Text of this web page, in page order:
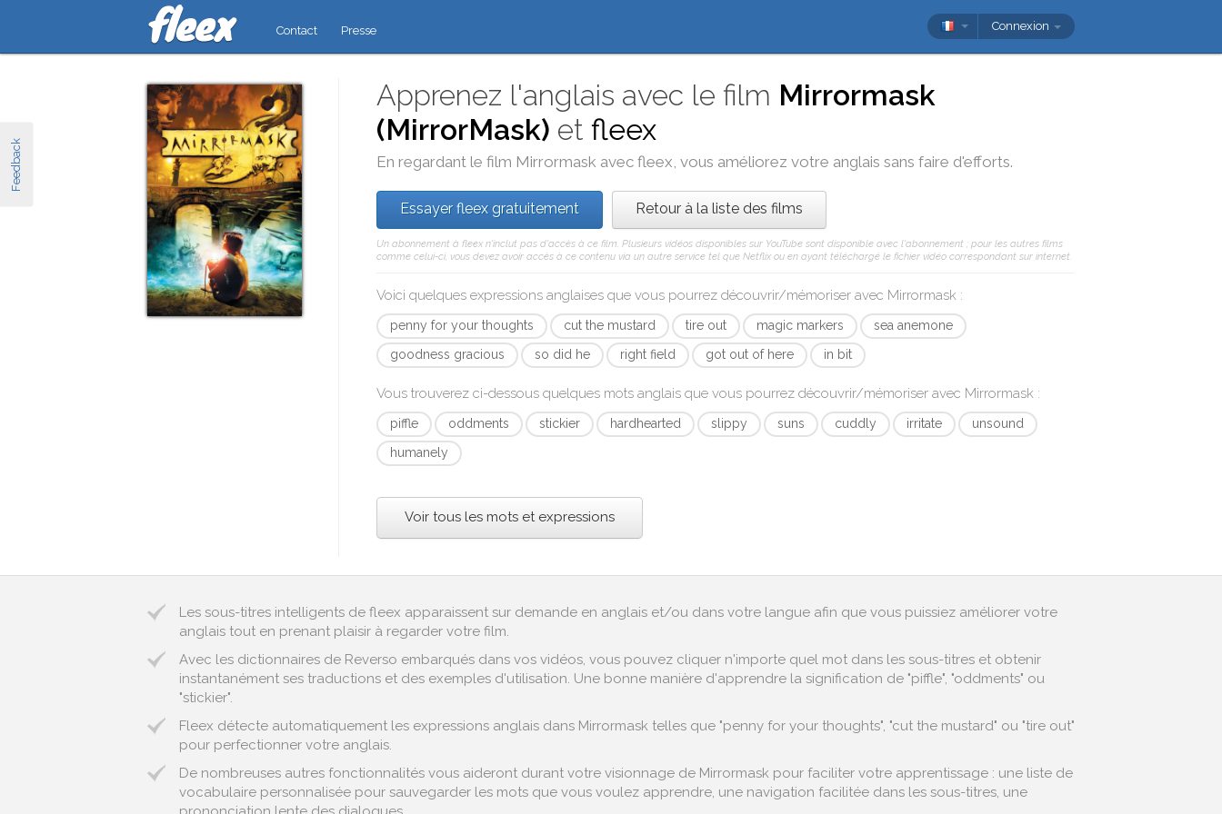
Feedback
Contact Presse Connexion
Apprenez l'anglais avec le film Mirrormask
(MirrorMask) etfleex
En regardant le film Mirrormask avecfleex, vous améliorez votre anglais sans faire d'efforts.
Essayer fleex gratuitement Retour à la liste des films
Un abonnement à fleex n'inclut pas d'accès à ce film. Plusieurs vidéos disponibles sur YouTube sont disponible avec l'abonnement ; pour les autres films
comme celui-ci, vous devez avoir accès à ce contenu via un autre service tel que Netflix ou en ayant téléchargé le fichier vidéo correspondant sur internet.
Voici quelques expressions anglaises que vous pourrez découvrir/mémoriser avec Mirrormask :
penny for your thoughts cut the mustard tire out magic markers
sea anemone
goodness gracious
so did he right field got out of here in bit
Vous trouverez ci-dessous quelques mots anglais que vous pourrez découvrir/mémoriser avec Mirrormask :
piffle oddments stickier hardhearted slippy suns cuddly irritate
unsound
humanely
Voir tous les mots et expressions
Les sous-titres intelligents de fleex apparaissent sur demande en anglais et/ou dans votre langue afin que vous puissiez améliorer votre
anglais tout en prenant plaisir à regarder votre film.
Avec les dictionnaires de Reverso embarqués dans vos vidéos, vous pouvez cliquer n'importe quel mot dans les sous-titres et obtenir
instantanément ses traductions et des exemples d'utilisation. Une bonne manière d'apprendre la signification de "piffle", "oddments" ou
"stickier".
Fleex détecte automatiquement les expressions anglais dans Mirrormask telles que "penny for your thoughts", "cut the mustard" ou "tire out"
pour perfectionner votre anglais.
De nombreuses autres fonctionnalités vous aideront durant votre visionnage de Mirrormask pour faciliter votre apprentissage : une liste de
vocabulaire personnalisée pour sauvegarder les mots que vous voulez apprendre, une navigation facilitée dans les sous-titres, une